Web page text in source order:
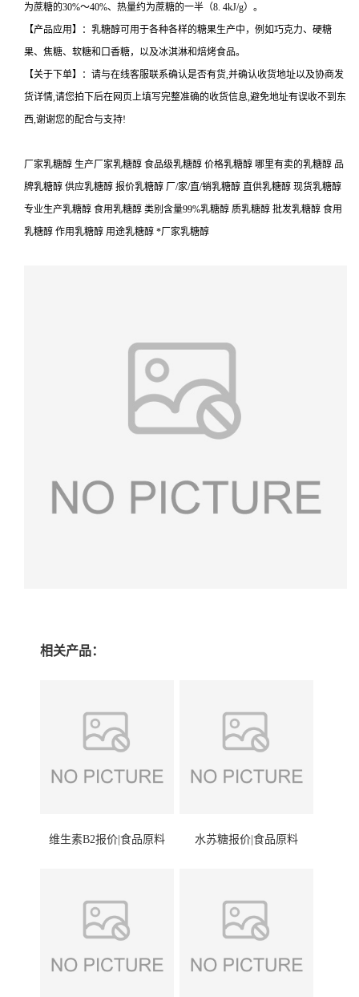
为蔗糖的30%～40%、热量约为蔗糖的一半（8. 4kJ/g）。
【产品应用】：乳糖醇可用于各种各样的糖果生产中，例如巧克力、硬糖
果、焦糖、软糖和口香糖，以及冰淇淋和焙烤食品。
【关于下单】：请与在线客服联系确认是否有货,并确认收货地址以及协商发
货详情,请您拍下后在网页上填写完整准确的收货信息,避免地址有误收不到东
西,谢谢您的配合与支持!
厂家乳糖醇 生产厂家乳糖醇 食品级乳糖醇 价格乳糖醇 哪里有卖的乳糖醇 品
牌乳糖醇 供应乳糖醇 报价乳糖醇 厂/家/直/销乳糖醇 直供乳糖醇 现货乳糖醇
专业生产乳糖醇 食用乳糖醇 类别含量99%乳糖醇 质乳糖醇 批发乳糖醇 食用
乳糖醇 作用乳糖醇 用途乳糖醇 *厂家乳糖醇
相关产品：
维生素B2报价|食品原料 水苏糖报价|食品原料